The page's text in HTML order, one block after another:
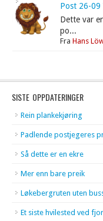
Post 26-09
Dette var
po...
FraHans
SISTE OPPDATERINGER
Rein plankekjøring
Padlende postjegeres
Så dette er en ekre
Mer enn bare preik
Løkebergruten uten
Et siste hvilested ved